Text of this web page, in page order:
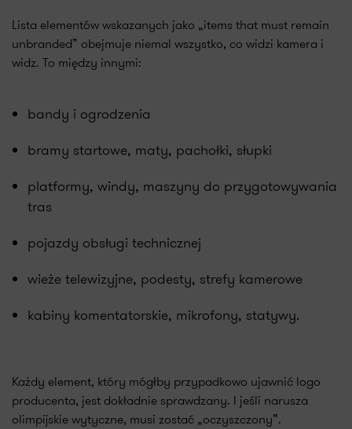
Lista elementów wskazanych jako „items that must remain
unbranded” obejmuje niemal wszystko, co widzi kamera i
widz. To między innymi:
bandy i ogrodzenia
bramy startowe, maty, pachołki, słupki
platformy, windy, maszyny do przygotowywania
tras
pojazdy obsługi technicznej
wieże telewizyjne, podesty, strefy kamerowe
kabiny komentatorskie, mikrofony, statywy.
Każdy element, który mógłby przypadkowo ujawnić logo
producenta, jest dokładnie sprawdzany. I jeśli narusza
olimpijskie wytyczne, musi zostać „oczyszczony”.